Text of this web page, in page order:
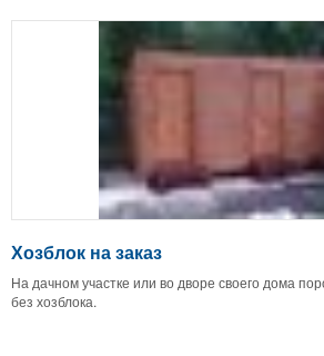
Хозблок на заказ
На дачном участке или во дворе своего дома
без хозблока.